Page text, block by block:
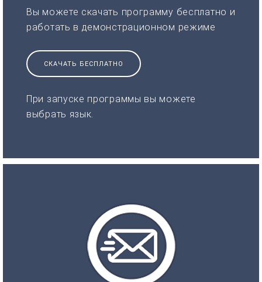
Вы можете скачать программу бесплатно и
работать в демонстрационном режиме
СКАЧАТЬ БЕСПЛАТНО
При запуске программы вы можете
выбрать язык.